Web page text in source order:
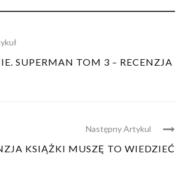
SUPERMAN TOM 3 – RECENZJA
Następny Artykul
KSIĄŻKI MUSZĘ TO WIEDZIEĆ